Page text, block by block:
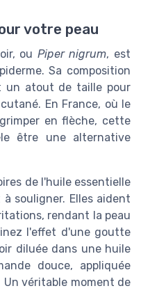
votre peau
ou Piper nigrum, est
Sa composition
un atout de taille pour
En France, où le
en flèche, cette
être une alternative
de l'huile essentielle
souligner. Elles aident
rendant la peau
l'effet d'une goutte
diluée dans une huile
douce, appliquée
véritable moment de